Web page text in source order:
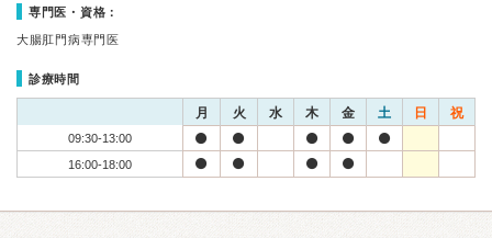
専門医・資格：
大腸肛門病専門医
診療時間
月 火 水 木 金 土 日 祝
09:30-13:00
16:00-18:00